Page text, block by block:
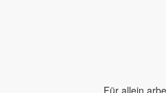
Für allein